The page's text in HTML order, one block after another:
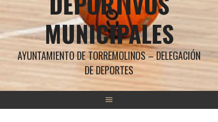
MUNICIPALES
AYUNTAMIENTO DE TORREMOLINOS – DELEGACIÓN
DE DEPORTES